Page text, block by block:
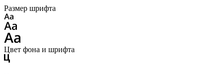
Размер шрифта
Цвет фона и шрифта